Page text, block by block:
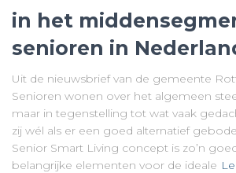
in het
senioren in
Uit de nieuwsbrief van de gemeente
Senioren wonen over het algemeen
maar in tegenstelling tot wat vaak
zij wél als er een goed alternatief
Senior Smart Living concept is zo’n
belangrijke elementen voor de ideale